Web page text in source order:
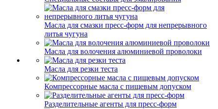
Масла для смазки пресс-форм для непрерывного
литья чугуна
Масла для волочения алюминиевой проволоки
Масла для резки теста
Компрессорные масла с пищевым допуском
Разделительные агенты для пресс-форм